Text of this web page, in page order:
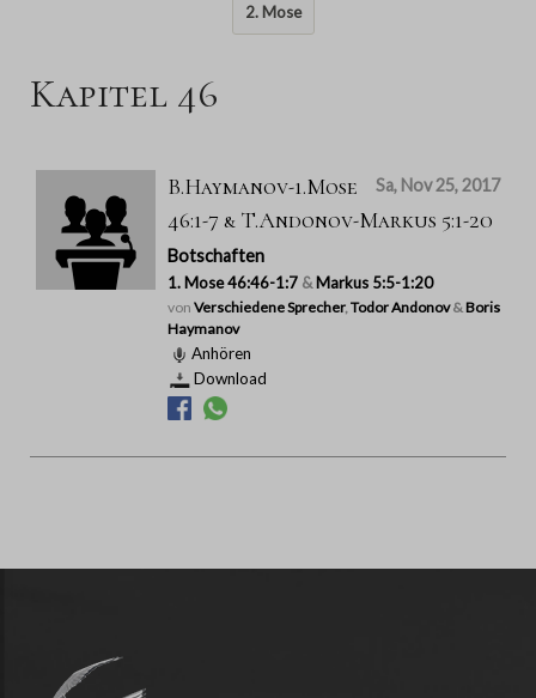
2. Mose
Kapitel 46
Sa, Nov 25, 2017
B.Haymanov-1.Mose
46:1-7 & T.Andonov-Markus 5:1-20
Botschaften
1. Mose 46:46-1:7 & Markus 5:5-1:20
von Verschiedene Sprecher, Todor Andonov& Boris
Haymanov
Anhören
Download